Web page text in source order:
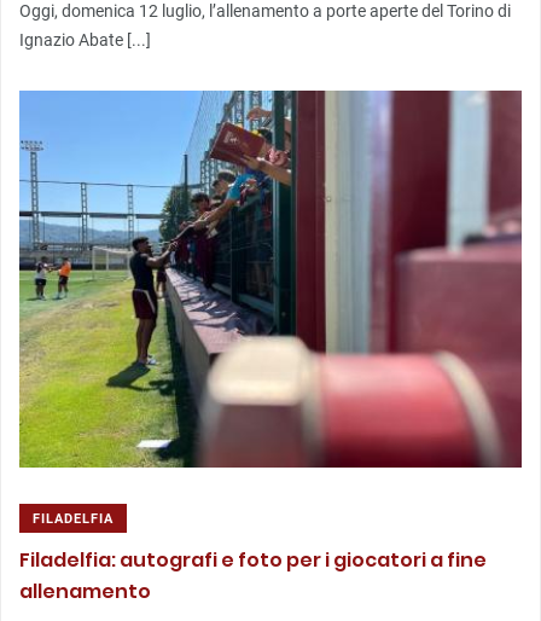
Oggi, domenica 12 luglio, l’allenamento a porte aperte del Torino di
Ignazio Abate [...]
FILADELFIA
Filadelfia: autografi e foto per i giocatori a fine
allenamento